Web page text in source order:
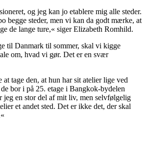
og jeg kan jo etablere mig alle steder.
begge steder, men vi kan da godt mærke, at
de lange ture,« siger Elizabeth Romhild.
til Danmark til sommer, skal vi kigge
om, hvad vi gør. Det er en svær
tage den, at hun har sit atelier lige ved
bor i på 25. etage i Bangkok-bydelen
jeg en stor del af mit liv, men selvfølgelig
et andet sted. Det er ikke det, der skal